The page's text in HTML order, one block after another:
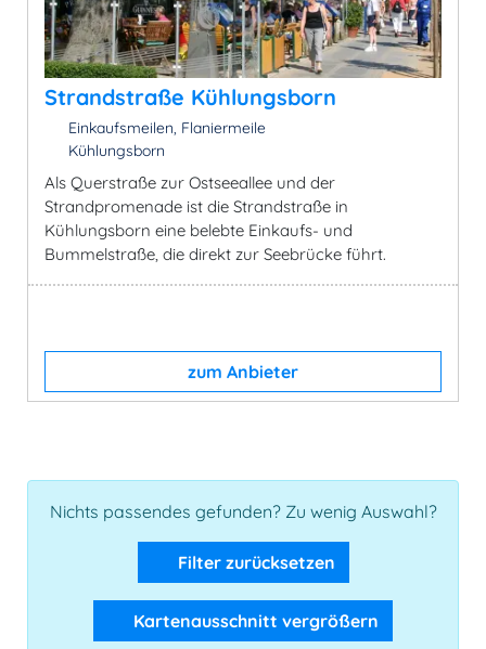
Strandstraße Kühlungsborn
Einkaufsmeilen, Flaniermeile
Kühlungsborn
Als Querstraße zur Ostseeallee und der
Strandpromenade ist die Strandstraße in
Kühlungsborn eine belebte Einkaufs- und
Bummelstraße, die direkt zur Seebrücke führt.
zum Anbieter
Nichts passendes gefunden? Zu wenig Auswahl?
Filter zurücksetzen
Kartenausschnitt vergrößern